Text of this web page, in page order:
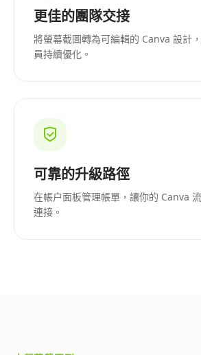
更佳的團隊交接
將螢幕截圖轉為可編輯的 Canva 設計
員持續優化。
可靠的升級路徑
在帳户面板管理帳單，讓你的 Canva
連接。